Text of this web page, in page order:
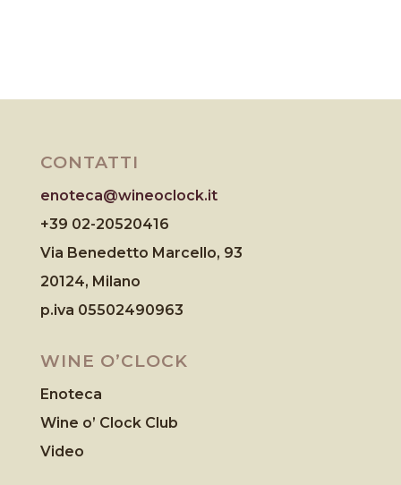
CONTATTI
enoteca@wineoclock.it
+39 02-20520416
Via Benedetto Marcello, 93
20124, Milano
p.iva 05502490963
WINE O’CLOCK
Enoteca
Wine o’ Clock Club
Video